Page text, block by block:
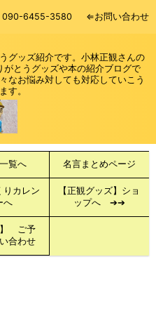
090-6455-3580 ⇐お問い合わせ
グッズ紹介です。小林正観さんの
とうグッズや本の紹介ブログで
なお悩み対しても対応していこう
す。
覧へ 名言まとめページ
りカレン
へ
【正観グッズ】ショ
ップへ ➔➔
】 ご予
合わせ